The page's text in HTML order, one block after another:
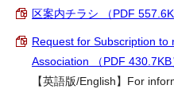
区案内チラシ （PDF
Request for Subscription
Association （PDF 430.7KB
【英語版/English】For